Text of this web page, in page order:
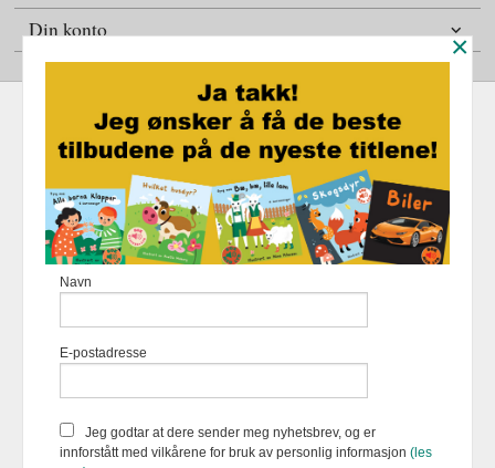
Din konto
Kjøpsbetingelser Sikkerhet og personvern
Nyhetsbrev
Foretaksregisteret 883 957 652
du får en bedre kjøpsopplevelse og
bruker cookies hovedsaklig til å
hva du har puttet i handlekurven
din. Fortsett å bruke siden som
×
Navn
E-postadresse
Jeg godtar at dere sender meg nyhetsbrev, og er
innforstått med vilkårene for bruk av personlig informasjon(les